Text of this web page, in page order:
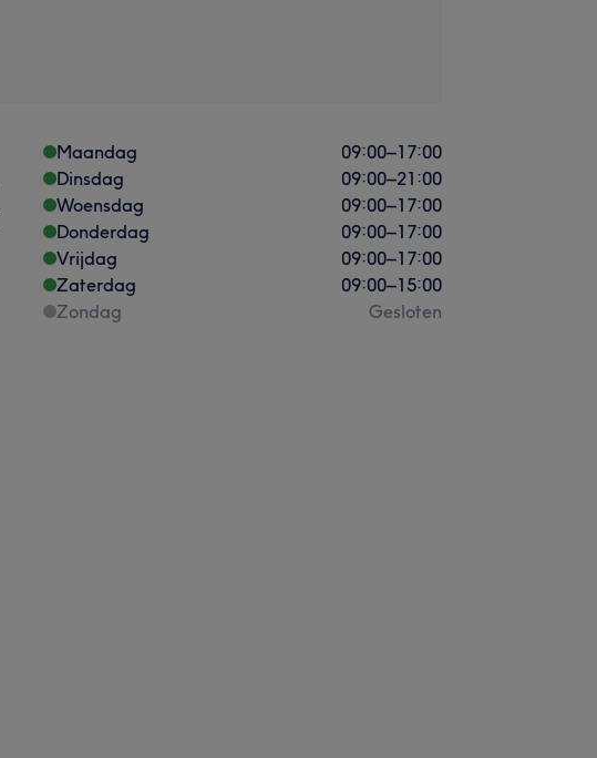
Maandag 09:00–17:00
Dinsdag
09:00–21:00
Woensdag
09:00–17:00
Donderdag
09:00–17:00
Vrijdag
09:00–17:00
Zaterdag
09:00–15:00
Zondag
Gesloten